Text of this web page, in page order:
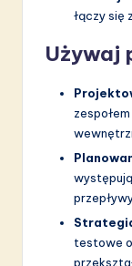
łączy się
Używaj
testowe